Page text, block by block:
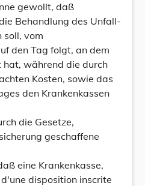
gewollt, daß
Behandlung des Unfall-
soll, vom
den Tag folgt, an dem
hat, während die durch
Kosten, sowie das
den Krankenkassen
die Gesetze,
geschaffene
eine Krankenkasse,
disposition inscrite